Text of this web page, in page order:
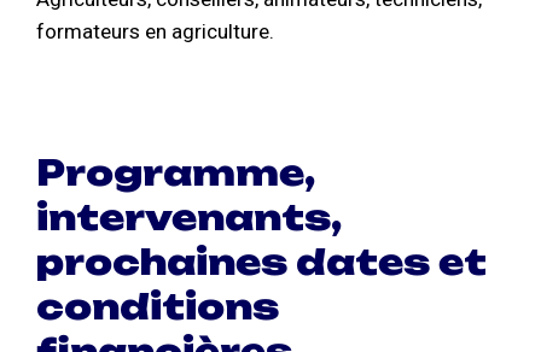
formateurs en agriculture.
Programme,
intervenants,
prochaines dates et
conditions